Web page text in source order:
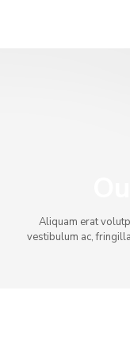
Aliquam erat
vestibulum ac,